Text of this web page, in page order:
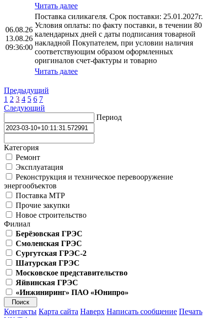
Читать далее
06.08.26
13.08.26
09:36:00
Поставка силикагеля. Срок поставки: 25.01.2027г.
Условия оплаты: по факту поставки, в течении 80
календарных дней с даты подписания товарной
накладной Покупателем, при условии наличия
соответствующим образом оформленных
оригиналов счет-фактуры и товарно
Читать далее
Предыдущий
1 2 3 4 5 6 7
Следующий
Период
Категория
Ремонт
Эксплуатация
Реконструкция и техническое перевооружение
энергообъектов
Поставка МТР
Прочие закупки
Новое строительство
Филиал
Берёзовская ГРЭС
Смоленская ГРЭС
Сургутская ГРЭС-2
Шатурская ГРЭС
Московское представительство
Яйвинская ГРЭС
«Инжиниринг» ПАО «Юнипро»
Контакты Карта сайта Наверх Написать сообщение Печать